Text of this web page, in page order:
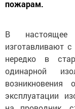
пожарам.
В настоящее
изготавливают
нередко в
одинарной
возникновения
эксплуатации